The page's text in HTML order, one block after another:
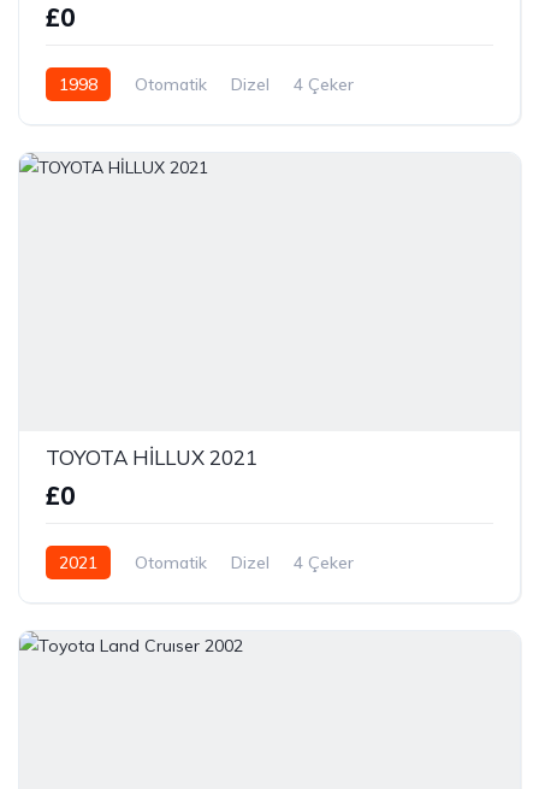
£0
1998 Otomatik Dizel 4 Çeker
TOYOTA HİLLUX 2021
£0
2021 Otomatik Dizel 4 Çeker